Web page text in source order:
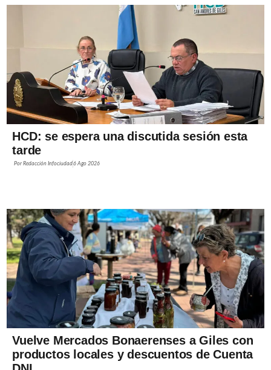
HCD: se espera una discutida sesión esta
tarde
PorRedacción Infociudad6 Ago 2026
Vuelve Mercados Bonaerenses a Giles con
productos locales y descuentos de Cuenta